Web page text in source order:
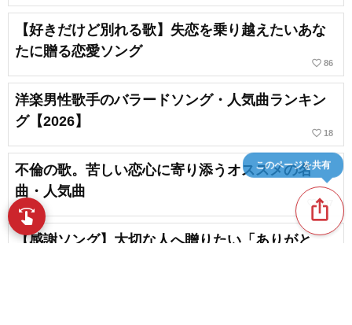
【好きだけど別れる歌】失恋を乗り越えたいあな
たに贈る恋愛ソング
favorite_border 86
洋楽男性歌手のバラードソング・人気曲ランキン
グ【2026】
favorite_border 18
不倫の歌。苦しい恋心に寄り添うオススメの名
曲・人気曲
favorite_border 307
【感謝ソング】大切な人へ贈りたい「ありがと
ios_share
このページを共有
swipe 指先で音楽をブラウズ